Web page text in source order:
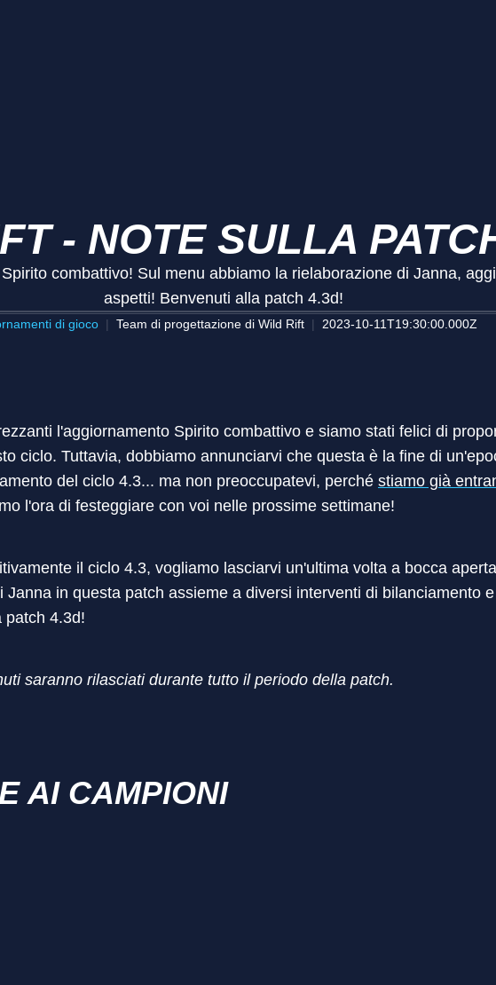
- NOTE SULLA
combattivo! Sul menu abbiamo la rielaborazione di Janna,
aspetti! Benvenuti alla patch 4.3d!
di gioco Team di progettazione di Wild Rift 2023-10-11T19:30:00.000Z
l'aggiornamento Spirito combattivo e siamo stati felici di
ciclo. Tuttavia, dobbiamo annunciarvi che questa è la fine di
del ciclo 4.3... ma non preoccupatevi, perché stiamo già
l'ora di festeggiare con voi nelle prossime settimane!
il ciclo 4.3, vogliamo lasciarvi un'ultima volta a bocca
Janna in questa patch assieme a diversi interventi di bilanciamento
patch 4.3d!
saranno rilasciati durante tutto il periodo della patch.
AI CAMPIONI